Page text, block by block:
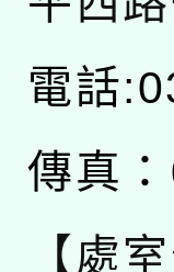
電話
傳真
【處